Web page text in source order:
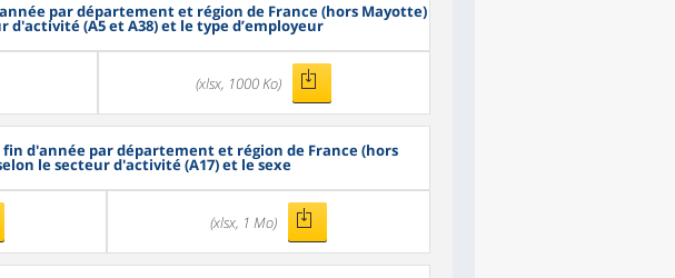
par département et région de France (hors Mayotte)
d'activité (A5 et A38) et le type d’employeur
(xlsx, 1000 Ko)
d'année par département et région de France (hors
le secteur d'activité (A17) et le sexe
(xlsx, 1 Mo)